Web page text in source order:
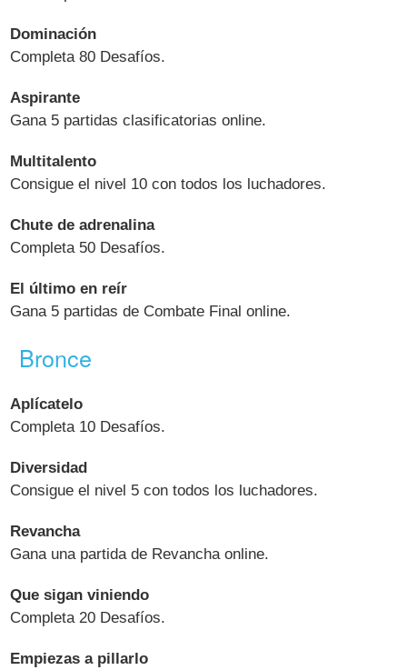
Dominación
Completa 80 Desafíos.
Aspirante
Gana 5 partidas clasificatorias online.
Multitalento
Consigue el nivel 10 con todos los luchadores.
Chute de adrenalina
Completa 50 Desafíos.
El último en reír
Gana 5 partidas de Combate Final online.
Bronce
Aplícatelo
Completa 10 Desafíos.
Diversidad
Consigue el nivel 5 con todos los luchadores.
Revancha
Gana una partida de Revancha online.
Que sigan viniendo
Completa 20 Desafíos.
Empiezas a pillarlo